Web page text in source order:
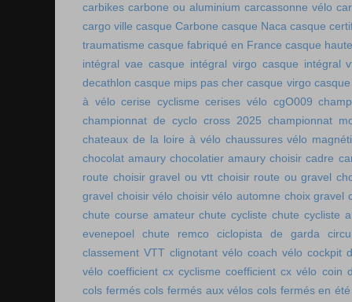
carbikes carbone ou aluminium carcassonne vélo
cargo ville casque Carbone casque Naca casque
traumatisme casque fabriqué en France casque
intégral vae casque intégral virgo casque intégral
decathlon casque mips pas cher casque virgo
à vélo cerise cyclisme cerises vélo cgO009
championnat de cyclo cross 2025 championnat
chateaux de la loire à vélo chaussures vélo
chocolat amaury chocolatier amaury choisir cadre
route choisir gravel ou vtt choisir route ou gravel
gravel choisir vélo choisir vélo automne choix gravel
chute course amateur chute cycliste chute cycliste
evenepoel
chute remco ciclopista de garda
classement VTT clignotant vélo coach vélo cockpit
vélo coefficient cx cyclisme coefficient cx vélo coin
cols fermés cols fermés aux vélos cols fermés en été